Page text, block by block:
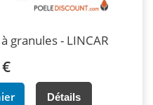
granules - LINCAR
Détails